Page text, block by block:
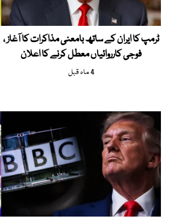
ٹرمپ کا ایران کے ساتھ بامعنی مذاکرات کا آغاز ،
فوجی کارروائیاں معطل کرنے کا اعلان
4 ماہ قبل